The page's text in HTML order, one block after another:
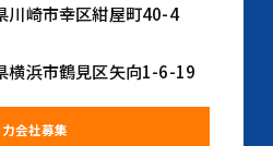
川崎市幸区紺屋町40-4
横浜市鶴見区矢向1-6-19
会社募集